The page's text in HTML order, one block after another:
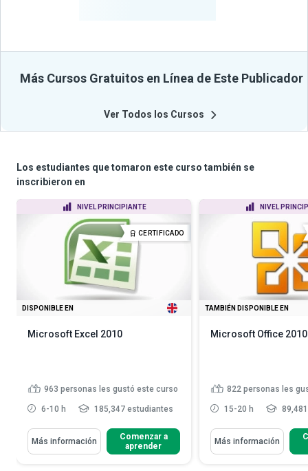
Más Cursos Gratuitos en Línea de Este Publicador
Ver Todos los Cursos
Los estudiantes que tomaron este curso también se
inscribieron en
NIVEL PRINCIPIANTE
CERTIFICADO
DISPONIBLE EN
Microsoft Excel 2010
963 personas les gustó este curso
6-10 h 185,347 estudiantes
Más información
Comenzar a
aprender
NIVEL
TAMBIÉN DISPONIBLE EN
Microsoft Office 2010
822 personas les
15-20 h
Más información